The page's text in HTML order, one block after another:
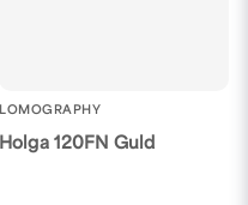
LOMOGRAPHY
Holga 120FN Guld